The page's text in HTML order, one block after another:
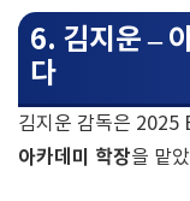
6. 김지운 –
다
김지운 감독은 2025
아카데미 학장을 맡